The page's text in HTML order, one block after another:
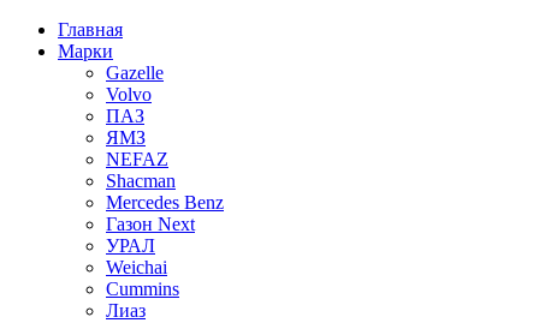
Главная
Марки
Gazelle
Volvo
ПАЗ
ЯМЗ
NEFAZ
Shacman
Mercedes Benz
Газон Next
УРАЛ
Weichai
Cummins
Лиаз